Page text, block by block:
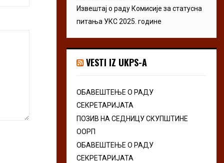
Извештај о раду Комисије за статусна
питања УКС 2025. године
VESTI IZ UKPS-A
ОБАВЕШТЕЊЕ О РАДУ
СЕКРЕТАРИЈАТА
ПОЗИВ НА СЕДНИЦУ СКУПШТИНЕ
ООРП
ОБАВЕШТЕЊЕ О РАДУ
СЕКРЕТАРИЈАТА